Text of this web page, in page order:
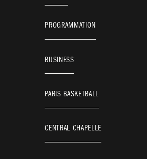
PROGRAMMATION
BUSINESS
PARIS BASKETBALL
CENTRAL CHAPELLE